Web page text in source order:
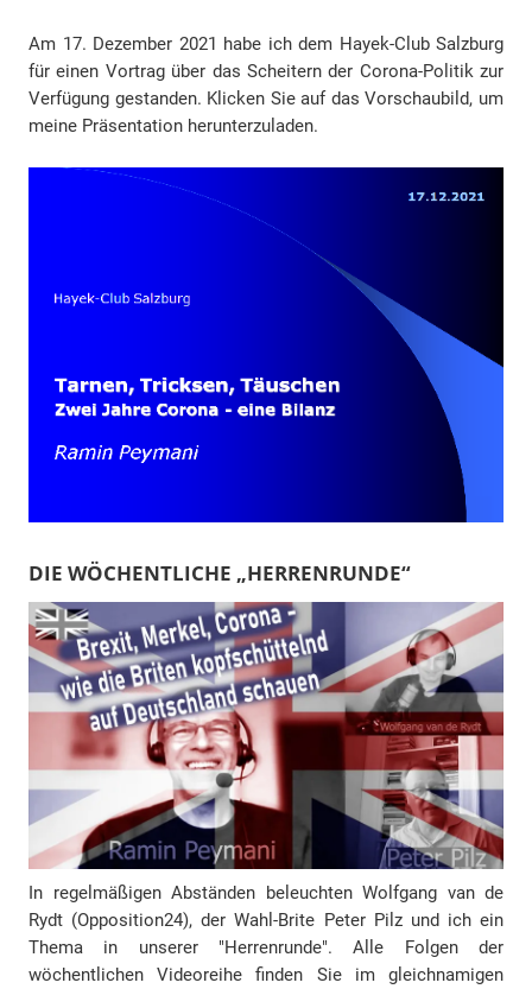
Am 17. Dezember 2021 habe ich dem Hayek-Club Salzburg
für einen Vortrag über das Scheitern der Corona-Politik zur
Verfügung gestanden. Klicken Sie auf das Vorschaubild, um
meine Präsentation herunterzuladen.
DIE WÖCHENTLICHE „HERRENRUNDE“
In regelmäßigen Abständen beleuchten Wolfgang van de
Rydt (Opposition24), der Wahl-Brite Peter Pilz und ich ein
Thema in unserer "Herrenrunde". Alle Folgen der
wöchentlichen Videoreihe finden Sie im gleichnamigen